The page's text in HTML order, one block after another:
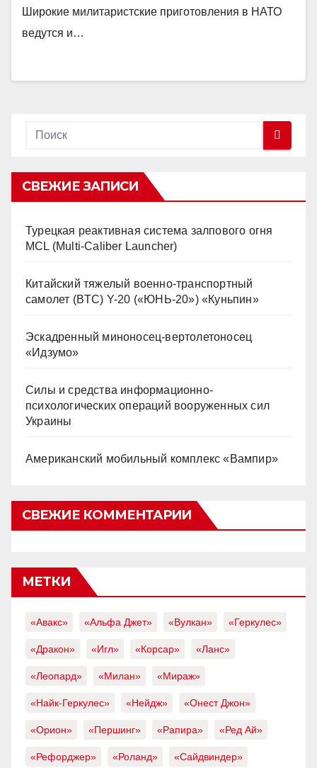
Широкие милитаристские приготовления в НАТО
ведутся и…
СВЕЖИЕ ЗАПИСИ
Турецкая реактивная система залпового огня
MCL (Multi-Caliber Launcher)
Китайский тяжелый военно-транспортный
самолет (BTC) Y-20 («ЮНЬ-20») «Куньпин»
Эскадренный миноносец-вертолетоносец
«Идзумо»
Силы и средства информационно-
психологических операций вооруженных сил
Украины
Американский мобильный комплекс «Вампир»
СВЕЖИЕ КОММЕНТАРИИ
МЕТКИ
«Авакс» «Альфа Джет» «Вулкан» «Геркулес»
«Дракон» «Игл» «Корсар» «Ланс»
«Леопард» «Милан» «Мираж»
«Найк-Геркулес» «Нейдж» «Онест Джон»
«Орион» «Першинг» «Рапира» «Ред Ай»
«Рефорджер» «Роланд» «Сайдвиндер»